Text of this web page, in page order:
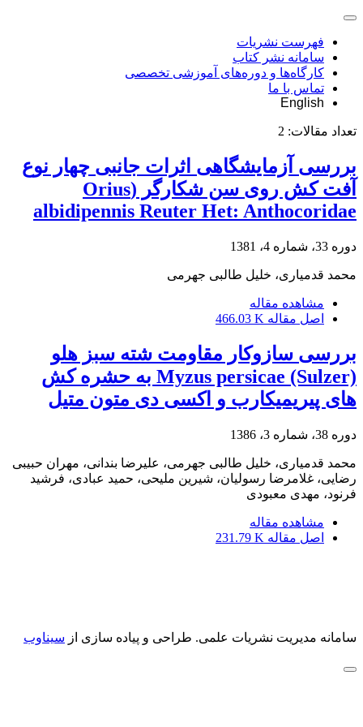
فهرست نشریات
سامانه نشر کتاب
کارگاه‌ها و دوره‌های آموزشی تخصصی
تماس با ما
English
تعداد مقالات: 2
بررسی آزمایشگاهی اثرات جانبی چهار نوع
آفت کش روی سن شکارگر (Orius
albidipennis Reuter Het: Anthocoridae
دوره 33، شماره 4، 1381
محمد قدمیاری، خلیل طالبی جهرمی
مشاهده مقاله
اصل مقاله 466.03 K
بررسی سازوکار مقاومت شته سبز هلو
Myzus persicae (Sulzer) به حشره کش
های پیریمیکارب و اکسی دی متون متیل
دوره 38، شماره 3، 1386
محمد قدمیاری، خلیل طالبی جهرمی، علیرضا بندانی، مهران حبیبی
رضایی، غلامرضا رسولیان، شیرین ملیحی، حمید عبادی، فرشید
فرنود، مهدی معبودی
مشاهده مقاله
اصل مقاله 231.79 K
سامانه مدیریت نشریات علمی. طراحی و پیاده سازی از سیناوب